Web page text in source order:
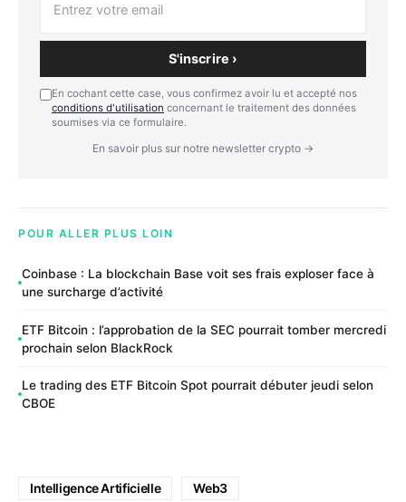
S'inscrire ›
En cochant cette case, vous confirmez avoir lu et accepté nos
conditions d'utilisation concernant le traitement des données
soumises via ce formulaire.
En savoir plus sur notre newsletter crypto →
POUR ALLER PLUS LOIN
Coinbase : La blockchain Base voit ses frais exploser face à
une surcharge d’activité
ETF Bitcoin : l’approbation de la SEC pourrait tomber mercredi
prochain selon BlackRock
Le trading des ETF Bitcoin Spot pourrait débuter jeudi selon
CBOE
Intelligence Artificielle Web3